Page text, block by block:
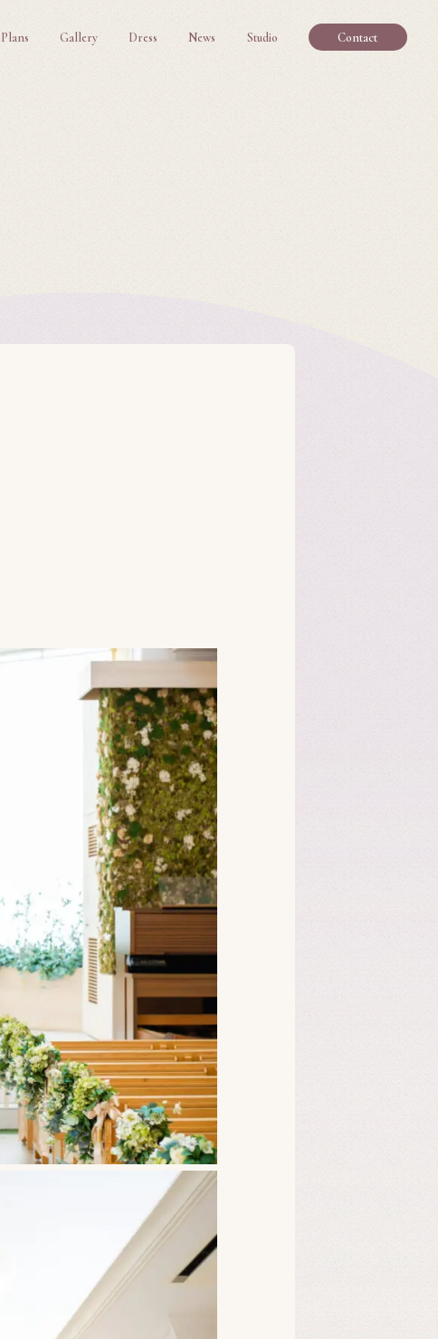
Plans Gallery Dress News Studio Contact